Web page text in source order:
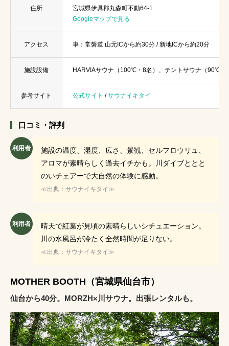
住所
宮城県伊具郡丸森町不動64-1
Googleマップで見る
アクセス 車：常磐道 山元ICから約30分 / 新地ICから約20分
施設設備 HARVIAサウナ（100℃・8名）、テントサウナ（90℃
参考サイト 公式サイト /サウナイキタイ
口コミ・評判
利用者
施設の温度、湿度、広さ、景観、セルフロウリュ、
アロマが素晴らしく過去イチかも。川ダイブととと
のいチェアーで大自然の体験に感動。
≪出典：サウナイキタイ≫
利用者
晴天で紅葉が見頃の素晴らしいシチュエーション。
川の水風呂が冷たく全然時間が足りない。
≪出典：サウナイキタイ≫
MOTHER BOOTH（宮城県仙台市）
仙台から40分。MORZH×川サウナ。出張レンタルも。